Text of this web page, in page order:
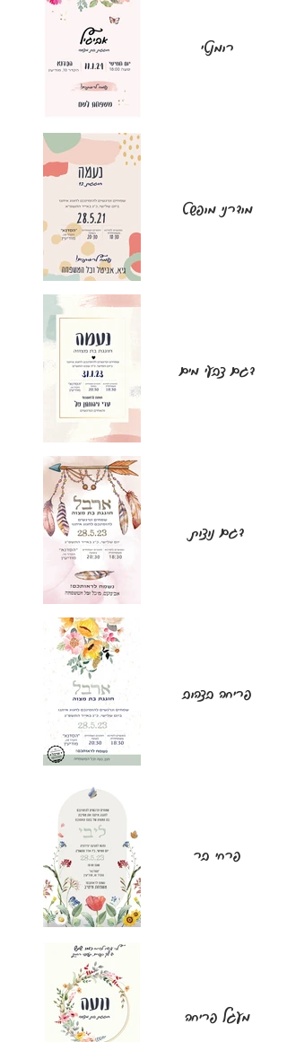
רומנטי
מודרני מופשט
דגם צבעי מים
דגם נוצות
פריחה בצהוב
פרחי בר
מעגל פריחה